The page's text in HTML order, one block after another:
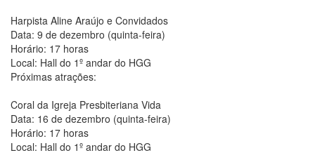
Harpista Aline Araújo e Convidados
Data: 9 de dezembro (quinta-feira)
Horário: 17 horas
Local: Hall do 1º andar do HGG
Próximas atrações:
Coral da Igreja Presbiteriana Vida
Data: 16 de dezembro (quinta-feira)
Horário: 17 horas
Local: Hall do 1º andar do HGG